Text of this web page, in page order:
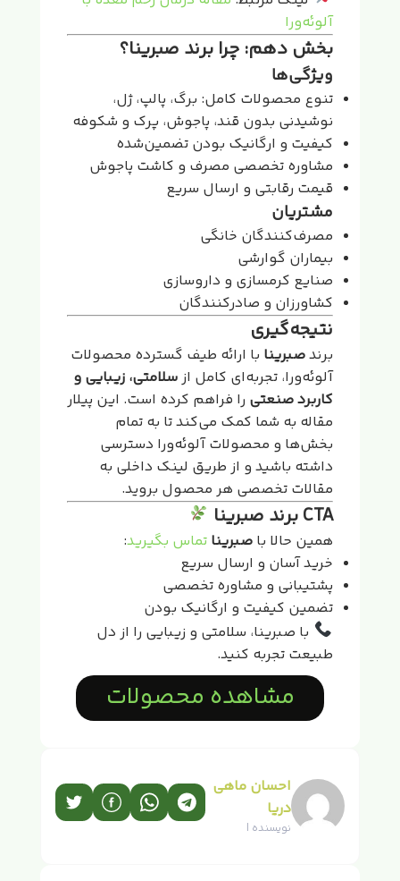
آلوئه‌ورا
بخش دهم: چرا برند صبرینا؟
ویژگی‌ها
تنوع محصولات کامل: برگ، پالپ، ژل،
نوشیدنی بدون قند، پاجوش، پرک و شکوفه
کیفیت و ارگانیک بودن تضمین‌شده
مشاوره تخصصی مصرف و کاشت پاجوش
قیمت رقابتی و ارسال سریع
مشتریان
مصرف‌کنندگان خانگی
بیماران گوارشی
صنایع کرمسازی و داروسازی
کشاورزان و صادرکنندگان
نتیجه‌گیری
برندصبرینا با ارائه طیف گسترده محصولات
آلوئه‌ورا، تجربه‌ای کامل از سلامتی، زیبایی و
کاربرد صنعتی را فراهم کرده است. این پیلار
مقاله به شما کمک می‌کند تا به تمام
بخش‌ها و محصولات آلوئه‌ورا دسترسی
داشته باشید و از طریق لینک داخلی به
مقالات تخصصی هر محصول بروید.
CTA برند صبرینا
همین حالا با صبرینا تماس بگیرید:
خرید آسان و ارسال سریع
پشتیبانی و مشاوره تخصصی
تضمین کیفیت و ارگانیک بودن
با صبرینا، سلامتی و زیبایی را از دل
طبیعت تجربه کنید.
مشاهده محصولات
احسان ماهی
دریا
نویسنده |